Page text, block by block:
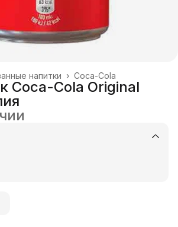
Coca-Cola
напитки ›
Coca-Cola Original